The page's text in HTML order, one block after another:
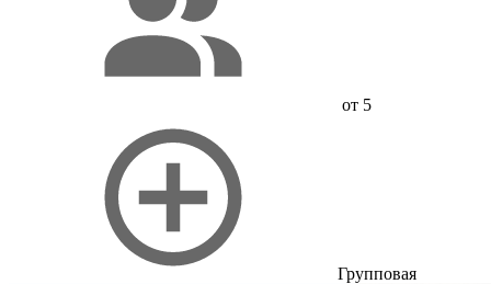
от 5
Групповая